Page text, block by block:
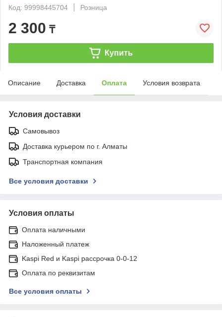
Код: 99998445704
Розница
2 300 ₸
Купить
Описание Доставка Оплата Условия возврата
Условия доставки
Самовывоз
Доставка курьером по г. Алматы
Транспортная компания
Все условия доставки
Условия оплаты
Оплата наличными
Наложенный платеж
Kaspi Red и Kaspi рассрочка 0-0-12
Оплата по реквизитам
Все условия оплаты